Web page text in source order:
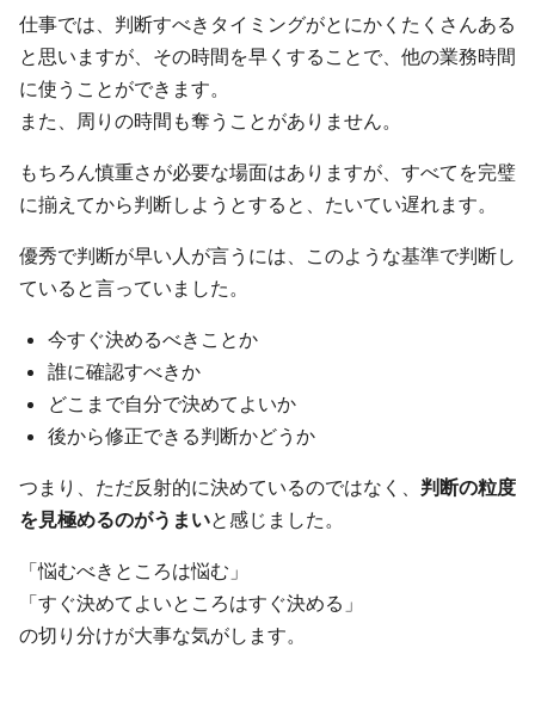
仕事では、判断すべきタイミングがとにかくたくさんある
と思いますが、その時間を早くすることで、他の業務時間
に使うことができます。
また、周りの時間も奪うことがありません。
もちろん慎重さが必要な場面はありますが、すべてを完璧
に揃えてから判断しようとすると、たいてい遅れます。
優秀で判断が早い人が言うには、このような基準で判断し
ていると言っていました。
今すぐ決めるべきことか
誰に確認すべきか
どこまで自分で決めてよいか
後から修正できる判断かどうか
つまり、ただ反射的に決めているのではなく、 判断の粒度
を見極めるのがうまいと感じました。
「悩むべきところは悩む」
「すぐ決めてよいところはすぐ決める」
の切り分けが大事な気がします。